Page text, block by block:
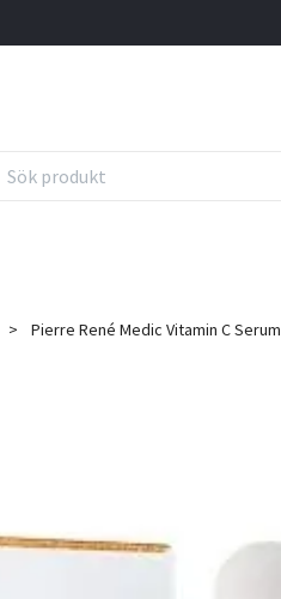
Pierre René Medic Vitamin C Serum